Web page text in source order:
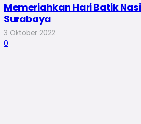
Memeriahkan Hari Batik
Surabaya
3 Oktober 2022
0